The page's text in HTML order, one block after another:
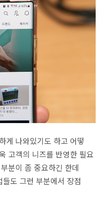
게 나와있기도 하고 어떻
고객의 니즈를 반영한 필요
분이 좀 중요하긴 한데
도 그런 부분에서 장점